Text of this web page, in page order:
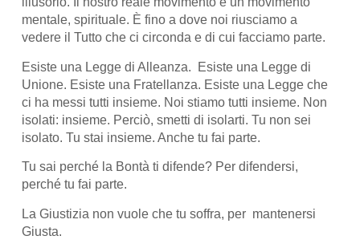
mentale, spirituale. È fino a dove noi riusciamo a
vedere il Tutto che ci circonda e di cui facciamo parte.
Esiste una Legge di Alleanza. Esiste una Legge di
Unione. Esiste una Fratellanza. Esiste una Legge che
ci ha messi tutti insieme. Noi stiamo tutti insieme. Non
isolati: insieme. Perciò, smetti di isolarti. Tu non sei
isolato. Tu stai insieme. Anche tu fai parte.
Tu sai perché la Bontà ti difende? Per difendersi,
perché tu fai parte.
La Giustizia non vuole che tu soffra, per mantenersi
Giusta.